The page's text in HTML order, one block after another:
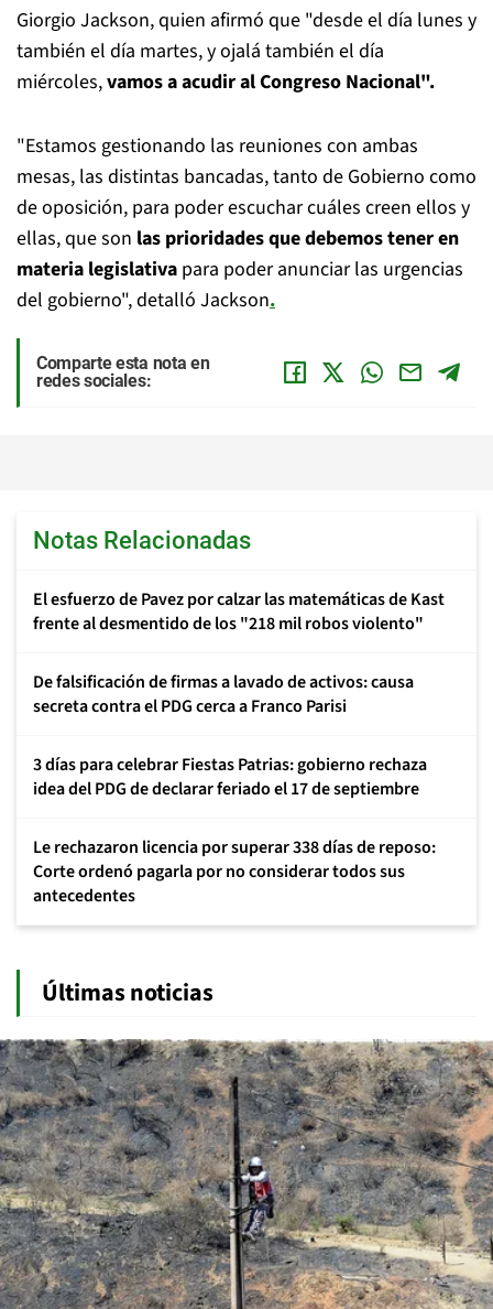
Giorgio Jackson, quien afirmó que "desde el día lunes y
también el día martes, y ojalá también el día
miércoles,vamos a acudir al Congreso Nacional".
"Estamos gestionando las reuniones con ambas
mesas, las distintas bancadas, tanto de Gobierno como
de oposición, para poder escuchar cuáles creen ellos y
ellas, que son las prioridades que debemos tener en
materia legislativa para poder anunciar las urgencias
del gobierno", detalló Jackson.
Comparte esta nota en
redes sociales:
Notas Relacionadas
El esfuerzo de Pavez por calzar las matemáticas de Kast
frente al desmentido de los "218 mil robos violento"
De falsificación de firmas a lavado de activos: causa
secreta contra el PDG cerca a Franco Parisi
3 días para celebrar Fiestas Patrias: gobierno rechaza
idea del PDG de declarar feriado el 17 de septiembre
Le rechazaron licencia por superar 338 días de reposo:
Corte ordenó pagarla por no considerar todos sus
antecedentes
Últimas noticias